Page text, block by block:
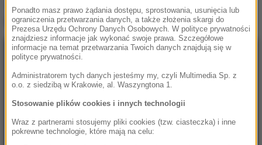
Teledysk Cameron Whitcomb - Kingdom of
Fear:
Ponadto masz prawo żądania dostępu, sprostowania, usunięcia lub
ograniczenia przetwarzania danych, a także złożenia skargi do
Prezesa Urzędu Ochrony Danych Osobowych. W polityce prywatności
znajdziesz informacje jak wykonać swoje prawa. Szczegółowe
informacje na temat przetwarzania Twoich danych znajdują się w
polityce prywatności.
Administratorem tych danych jesteśmy my, czyli Multimedia Sp. z
o.o. z siedzibą w Krakowie, al. Waszyngtona 1.
Stosowanie plików cookies i innych technologii
Wraz z partnerami stosujemy pliki cookies (tzw. ciasteczka) i inne
pokrewne technologie, które mają na celu: